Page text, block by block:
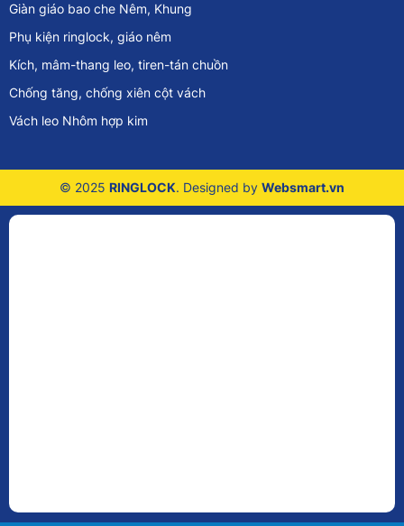
Giàn giáo bao che Nêm, Khung
Phụ kiện ringlock, giáo nêm
Kích, mâm-thang leo, tiren-tán chuồn
Chống tăng, chống xiên cột vách
Vách leo Nhôm hợp kim
© 2025 RINGLOCK. Designed by Websmart.vn